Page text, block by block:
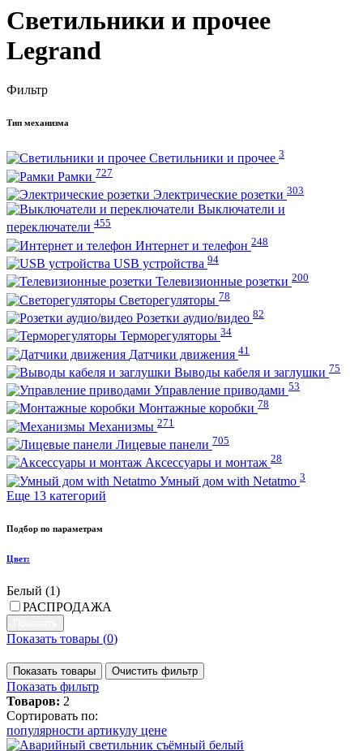
Светильники и прочее
Legrand
Фильтр
Тип механизма
Светильники и прочее 3
Рамки 727
Электрические розетки 303
Выключатели и
переключатели 455
Интернет и телефон 248
USB устройства 94
Телевизионные розетки 200
Светорегуляторы 78
Розетки аудио/видео 82
Терморегуляторы 34
Датчики движения 41
Выводы кабеля и заглушки 75
Управление приводами 53
Монтажные коробки 78
Механизмы 271
Лицевые панели 705
Аксессуары и монтаж 28
Умный дом with Netatmo 3
Еще 13 категорий
Подбор по параметрам
Цвет:
Белый (1)
РАСПРОДАЖА
Показать товары (0)
Показать товары Очистить фильтр
Показать фильтр
Товаров: 2
Сортировать по:
популярности артикулу цене